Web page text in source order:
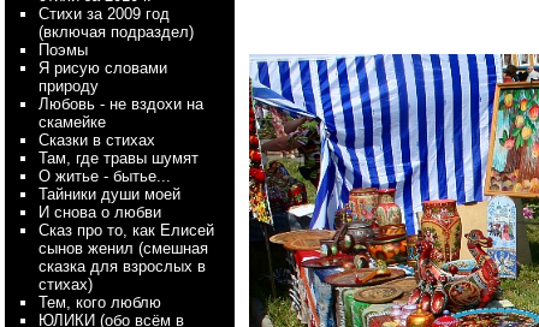
Стихи за 2009 год
(включая подраздел)
Поэмы
Я рисую словами
природу
Любовь - не вздохи на
скамейке
Сказки в стихах
Там, где травы шумят
О житье - бытье...
Тайники души моей
И снова о любви
Сказ про то, как Елисей
сынов женил (смешная
сказка для взрослых в
стихах)
Тем, кого люблю
ЮЛИКИ (обо всём в